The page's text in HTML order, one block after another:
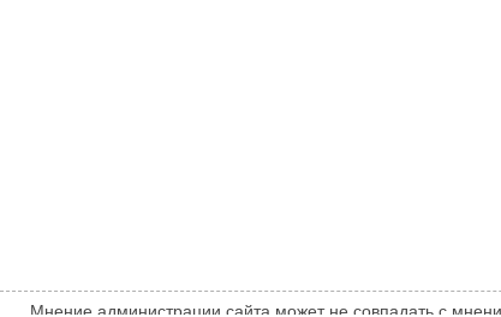
Мнение администрации сайта может не совпадать с